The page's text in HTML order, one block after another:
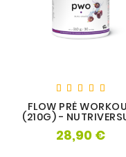
FLOW PRÉ
(210G) -
28,90 €Prix